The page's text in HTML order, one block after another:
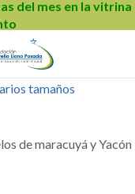
del mes en la vitrina
de maracuyá y Yacón